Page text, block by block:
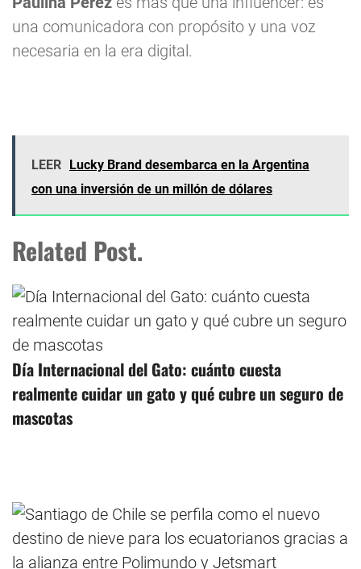
una comunicadora con propósito y una voz
necesaria en la era digital.
LEER
Lucky Brand desembarca en la Argentina
con una inversión de un millón de dólares
Related Post.
Día Internacional del Gato: cuánto cuesta
realmente cuidar un gato y qué cubre un seguro de
mascotas